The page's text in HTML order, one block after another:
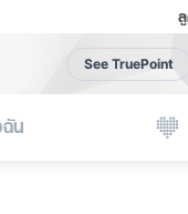
See TruePoint
น